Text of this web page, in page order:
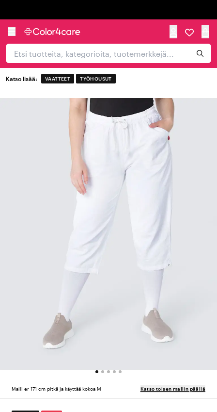
Katso lisää: VAATTEET TYÖHOUSUT
Malli er 171 cm pitkä ja käyttää kokoa M Katso toisen mallin päällä